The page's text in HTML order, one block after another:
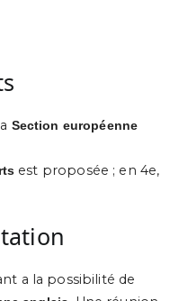
Section européenne
est proposée ; en 4e,
a la possibilité de